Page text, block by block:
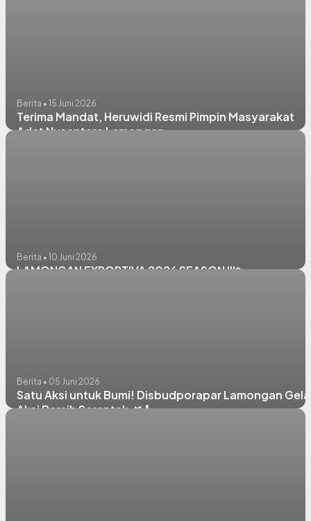
Berita • 15 Juni 2026
Terima Mandat, Heruwidi Resmi Pimpin Masyarakat
Adat Nusantara Lamongan
Berita • 10 Juni 2026
LAMONGAN EXPORTIVA 2026 SEASON III✨
Berita • 05 Juni 2026
Satu Aksi untuk Bumi! Disbudporapar Lamongan
Aksi Bersih Serentak 🌿🧹